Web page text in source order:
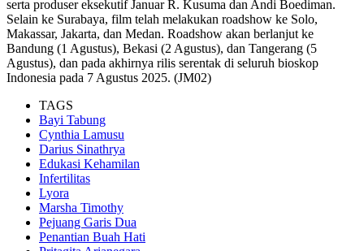
serta produser eksekutif Januar R. Kusuma dan Andi Boediman.
Selain ke Surabaya, film telah melakukan roadshow ke Solo,
Makassar, Jakarta, dan Medan. Roadshow akan berlanjut ke
Bandung (1 Agustus), Bekasi (2 Agustus), dan Tangerang (5
Agustus), dan pada akhirnya rilis serentak di seluruh bioskop
Indonesia pada 7 Agustus 2025. (JM02)
TAGS
Bayi Tabung
Cynthia Lamusu
Darius Sinathrya
Edukasi Kehamilan
Infertilitas
Lyora
Marsha Timothy
Pejuang Garis Dua
Penantian Buah Hati